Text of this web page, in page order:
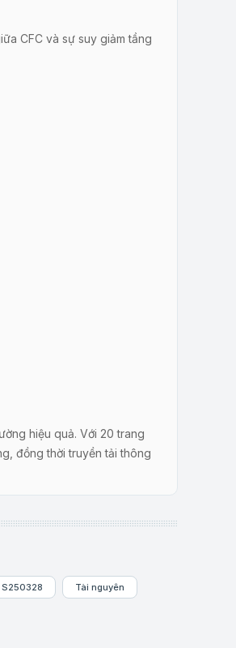
CFC và sự suy giảm tầng
hiệu quả. Với 20 trang
đồng thời truyền tải thông
S250328 Tài nguyên